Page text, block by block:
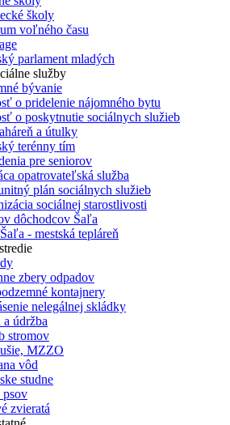
školy
voľného času
parlament mladých
služby
bývanie
o pridelenie nájomného bytu
o poskytnutie sociálnych služieb
a útulky
terénny tím
pre seniorov
opatrovateľská služba
plán sociálnych služieb
sociálnej starostlivosti
dôchodcov Šaľa
- mestská tepláreň
zbery odpadov
kontajnery
nelegálnej skládky
a údržba
stromov
MZZO
vôd
studne
zvieratá